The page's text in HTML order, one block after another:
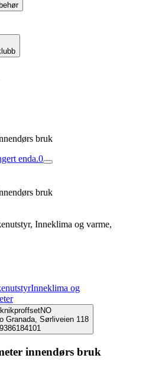
bruk
enda.0
bruk
Inneklima og varme,
Inneklima og
Granada, Sørliveien 118
innendørs bruk